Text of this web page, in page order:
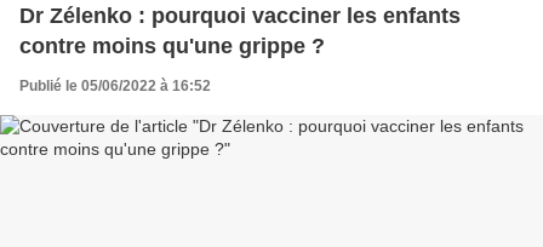
Dr Zélenko : pourquoi vacciner les enfants
contre moins qu'une grippe ?
Publié le 05/06/2022 à 16:52